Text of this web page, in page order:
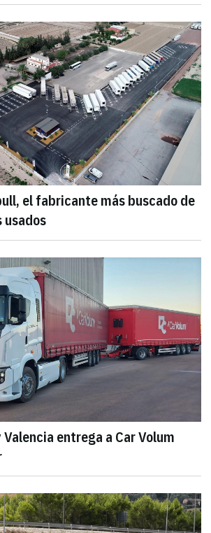
el fabricante más buscado de
usados
Valencia entrega a Car Volum